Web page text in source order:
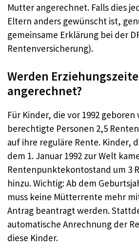
Mutter angerechnet. Falls dies
Eltern anders gewünscht ist,
gemeinsame Erklärung bei der
Rentenversicherung).
Werden
angerechnet?
Für Kinder, die vor 1992
berechtigte Personen 2,5
auf ihre reguläre Rente. Kinder,
dem 1. Januar 1992 zur Welt
Rentenpunktekontostand um 3
hinzu. Wichtig: Ab dem
muss keine Mütterrente mehr
Antrag beantragt werden.
automatische Anrechnung der
diese Kinder.